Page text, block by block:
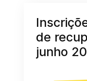
de
junho